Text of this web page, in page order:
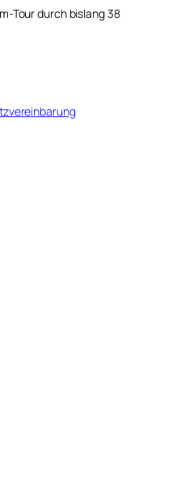
Tour durch bislang 38